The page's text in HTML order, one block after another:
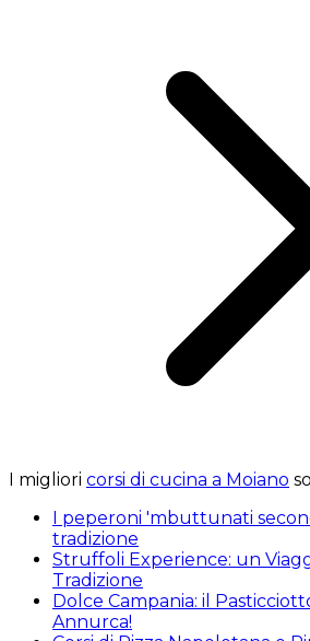
I migliori corsi di cucina a Moiano
I peperoni 'mbuttunati
tradizione
Struffoli Experience: un
Tradizione
Dolce Campania: il
Annurca!